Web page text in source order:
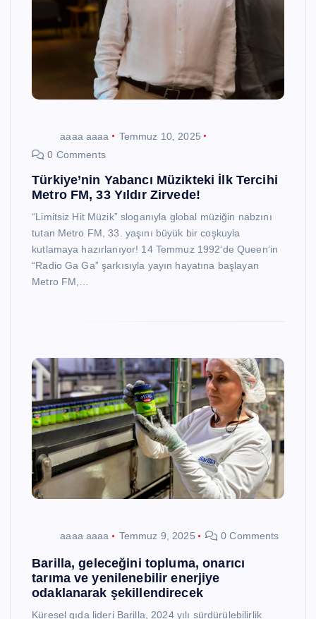
aaaa aaaa
Temmuz 10, 2025
0 Comments
Türkiye’nin Yabancı Müzikteki İlk Tercihi
Metro FM, 33 Yıldır Zirvede!
“Limitsiz Hit Müzik” sloganıyla global müziğin nabzını
tutan Metro FM, 33. yaşını büyük bir coşkuyla
kutlamaya hazırlanıyor! 14 Temmuz 1992’de Queen’in
“Radio Ga Ga” şarkısıyla yayın hayatına başlayan
Metro FM,…
aaaa aaaa Temmuz 9, 2025 0 Comments
Barilla, geleceğini topluma, onarıcı
tarıma ve yenilenebilir enerjiye
odaklanarak şekillendirecek
Küresel gıda lideri Barilla, 2024 yılı sürdürülebilirlik